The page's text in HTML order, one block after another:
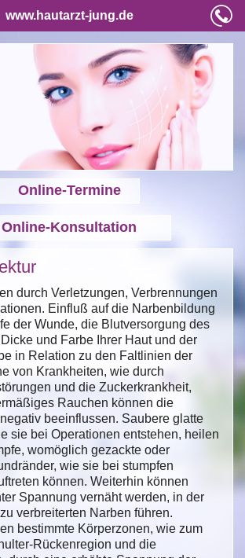
www.hautarzt-jung.de
Online-Termine
Online-Konsultation
durch Verletzungen, Verbrennungen
Einfluß auf die Narbenbildung
der Wunde, die Blutversorgung des
und Farbe Ihrer Haut und der
in Relation zu den Faltlinien der
von Krankheiten, wie durch
und die Zuckerkrankheit,
Rauchen können die
beeinflussen. Saubere glatte
sie bei Operationen entstehen, heilen
womöglich gezackte oder
wie sie bei stumpfen
können. Weiterhin können
Spannung vernäht werden, in der
verbreiterten Narben führen.
bestimmte Körperzonen, wie zum
Rückenregion und die